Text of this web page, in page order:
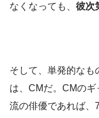
なくなっても、 彼次
そして、単発的なも
は、CMだ。CMの
流の俳優であれば、